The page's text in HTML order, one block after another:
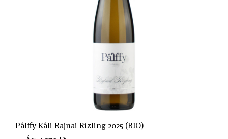
Pálffy Káli Rajnai Rizling 2025 (BIO)